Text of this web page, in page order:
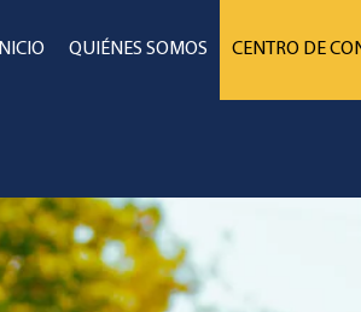
INICIO QUIÉNES SOMOS CENTRO DE